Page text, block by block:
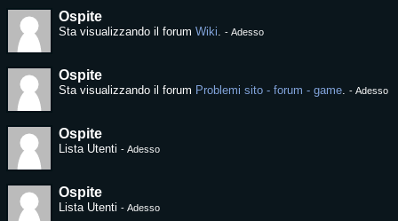
Ospite
Sta visualizzando il forum Wiki. - Adesso
Ospite
Sta visualizzando il forum Problemi sito - forum - game. - Adesso
Ospite
Lista Utenti - Adesso
Ospite
Lista Utenti - Adesso